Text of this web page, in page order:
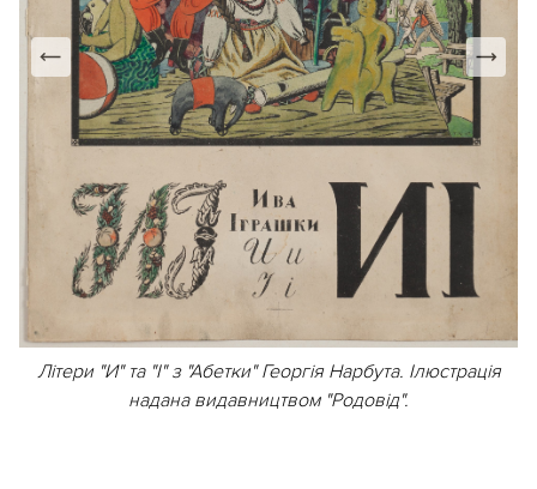
Літери "И" та "І" з "Абетки" Георгія Нарбута. Ілюстрація
надана видавництвом "Родовід".